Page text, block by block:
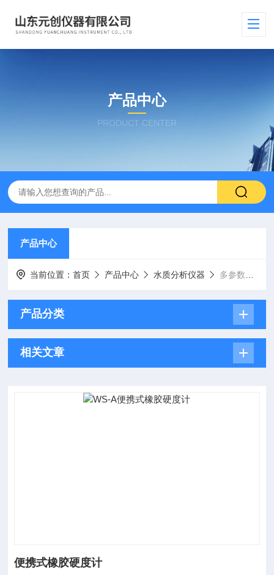
产品中心
PRODUCT CENTER
产品中心
当前位置：首页 产品中心 水质分析仪器 多参数水质分析仪
产品分类
相关文章
便携式橡胶硬度计